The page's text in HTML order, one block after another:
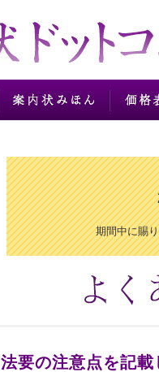
期間中に賜
法要の注意点を記載